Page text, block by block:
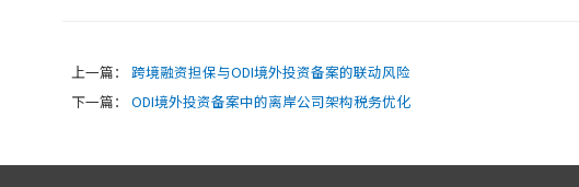
上一篇：
跨境融资担保与ODI境外投资备案的联动风险
下一篇：
ODI境外投资备案中的离岸公司架构税务优化